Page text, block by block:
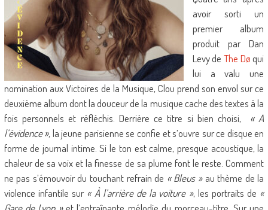
avoir sorti un
premier album
produit par Dan
Levy de The Døqui
lui a valu une
nomination aux Victoires de la Musique, Clou prend son envol sur ce
deuxième album dont la douceur de la musique cache des textes à la
fois personnels et réfléchis. Derrière ce titre si bien choisi, « A
l’évidence », la jeune parisienne se confie et s’ouvre sur ce disque en
forme de journal intime. Si le ton est calme, presque acoustique, la
chaleur de sa voix et la finesse de sa plume font le reste. Comment
ne pas s’émouvoir du touchant refrain de « Bleus »au thème de la
violence infantile sur « À l’arrière de la voiture », les portraits de «